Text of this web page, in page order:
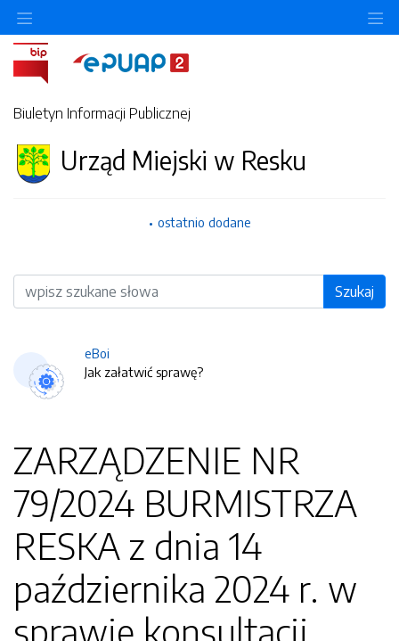
Biuletyn Informacji Publicznej
Urząd Miejski w Resku
ostatnio dodane
Wyszukiwarka Szukaj
eBoi
Jak załatwić sprawę?
ZARZĄDZENIE NR
79/2024 BURMISTRZA
RESKA z dnia 14
października 2024 r. w
sprawie konsultacji